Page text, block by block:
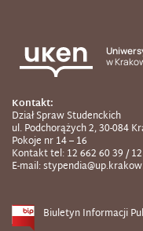
w
Kontakt:
Dział Spraw Studenckich
ul. Podchorążych 2, 30-084
Pokoje nr 14 – 16
Kontakt tel: 12 662 60 39 /
E-mail:
Biuletyn Informacji